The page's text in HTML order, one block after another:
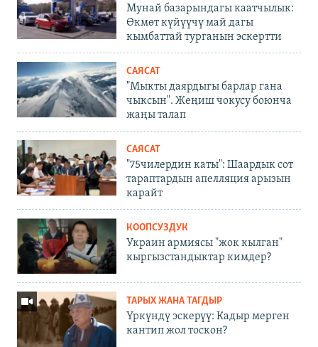
Мунай базарындагы каатчылык:
Өкмөт күйүүчү май дагы
кымбаттай турганын эскертти
САЯСАТ
"Мыкты даярдыгы барлар гана
чыксын". Жеңиш чокусу боюнча
жаңы талап
САЯСАТ
"75чилердин каты": Шаардык сот
тараптардын апелляция арызын
карайт
КООПСУЗДУК
Украин армиясы "жок кылган"
кыргызстандыктар кимдер?
ТАРЫХ ЖАНА ТАГДЫР
Үркүндү эскерүү: Кадыр мерген
кантип жол тоскон?